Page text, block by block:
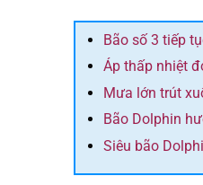
Bão số 3 tiếp
Áp thấp nhiệt
Mưa lớn trút
Bão Dolphin
Siêu bão